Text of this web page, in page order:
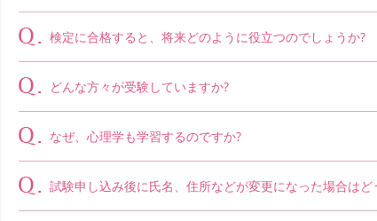
検定に合格すると、将来どのように役立つのでしょうか?
どんな方々が受験していますか?
なぜ、心理学も学習するのですか?
試験申し込み後に氏名、住所などが変更になった場合は